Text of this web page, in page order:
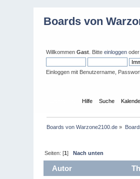
Boards von
WillkommenGast . Bitteeinloggen
Einloggen mit Benutzername,
Hilfe Suche
Boards von Warzone2100.de »
Seiten: [1]Nach unten
Autor